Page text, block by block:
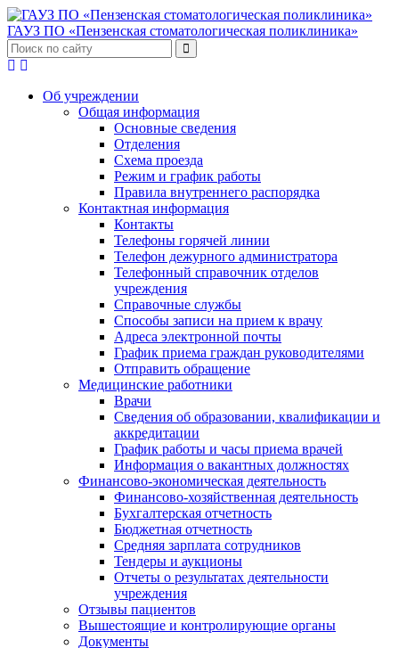
ГАУЗ ПО «Пензенская стоматологическая поликлиника»
Об учреждении
Общая информация
Основные сведения
Отделения
Схема проезда
Режим и график работы
Правила внутреннего распорядка
Контактная информация
Контакты
Телефоны горячей линии
Телефон дежурного администратора
Телефонный справочник отделов
учреждения
Справочные службы
Способы записи на прием к врачу
Адреса электронной почты
График приема граждан руководителями
Отправить обращение
Медицинские работники
Врачи
Сведения об образовании, квалификации и
аккредитации
График работы и часы приема врачей
Информация о вакантных должностях
Финансово-экономическая деятельность
Финансово-хозяйственная деятельность
Бухгалтерская отчетность
Бюджетная отчетность
Средняя зарплата сотрудников
Тендеры и аукционы
Отчеты о результатах деятельности
учреждения
Отзывы пациентов
Вышестоящие и контролирующие органы
Документы